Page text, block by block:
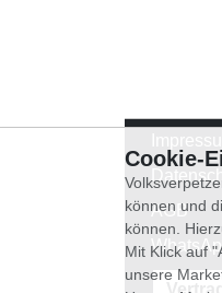
AGB
Cookie-
können und
können.
Mit Klick auf
unsere